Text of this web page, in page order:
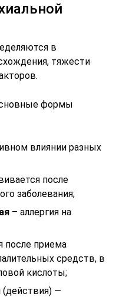
в
тяжести
формы
влиянии разных
после
заболевания;
– аллергия на
после приема
средств, в
кислоты;
(действия) —